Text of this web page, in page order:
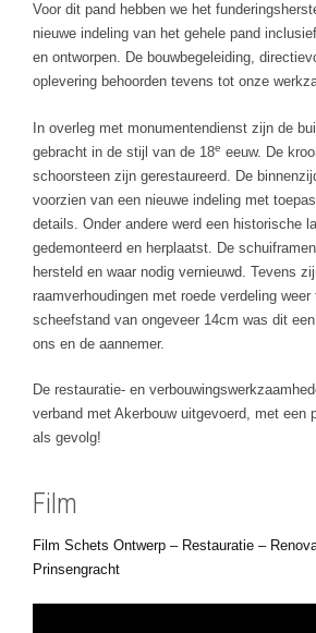
Voor dit pand hebben we het
nieuwe indeling van het gehele pand
en ontworpen. De bouwbegeleiding,
oplevering behoorden tevens tot onze
In overleg met monumentendienst zijn de
gebracht in de stijl van de 18e eeuw. De
schoorsteen zijn gerestaureerd. De
voorzien van een nieuwe indeling met
details. Onder andere werd een historische
gedemonteerd en herplaatst. De
hersteld en waar nodig vernieuwd. Tevens
raamverhoudingen met roede verdeling
scheefstand van ongeveer 14cm was dit
ons en de aannemer.
De restauratie- en
verband met Akerbouw uitgevoerd, met een
als gevolg!
Film
Film Schets Ontwerp – Restauratie –
Prinsengracht